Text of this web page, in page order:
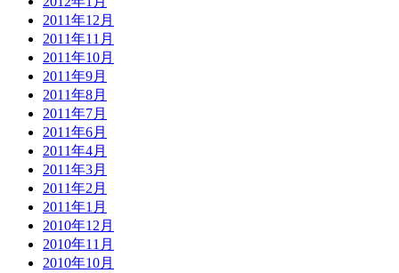
2011年12月
2011年11月
2011年10月
2011年9月
2011年8月
2011年7月
2011年6月
2011年4月
2011年3月
2011年2月
2011年1月
2010年12月
2010年11月
2010年10月